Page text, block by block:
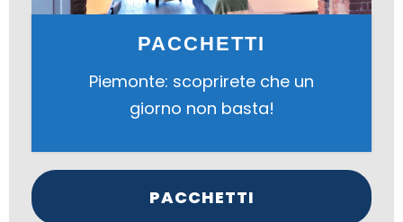
PACCHETTI
Piemonte: scoprirete che un
giorno non basta!
PACCHETTI